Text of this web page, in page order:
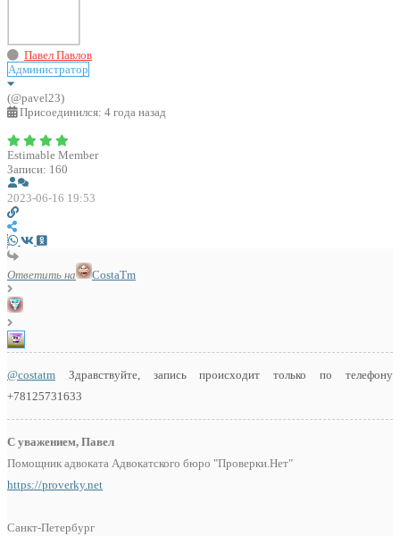
Павел Павлов
Администратор
(@pavel23)
Присоединился: 4 года назад
Estimable Member
Записи: 160
2023-06-16 19:53
Ответить на CostaTm
@costatm Здравствуйте, запись происходит только по телефону
+78125731633
С уважением, Павел
Помощник адвоката Адвокатского бюро "Проверки.Нет"
https://proverky.net
Санкт-Петербург